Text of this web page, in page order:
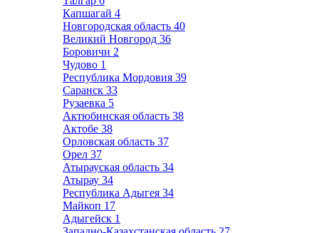
Капшагай 4
Новгородская область 40
Великий Новгород 36
Боровичи 2
Чудово 1
Республика Мордовия 39
Саранск 33
Рузаевка 5
Актюбинская область 38
Актобе 38
Орловская область 37
Орел 37
Атырауская область 34
Атырау 34
Республика Адыгея 34
Майкоп 17
Адыгейск 1